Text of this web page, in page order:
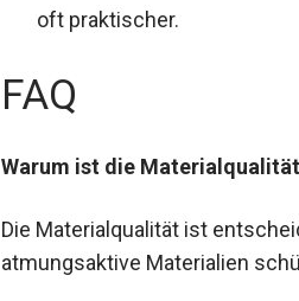
oft praktischer.
FAQ
Warum ist die
Die Materialqualität ist
atmungsaktive Materialien